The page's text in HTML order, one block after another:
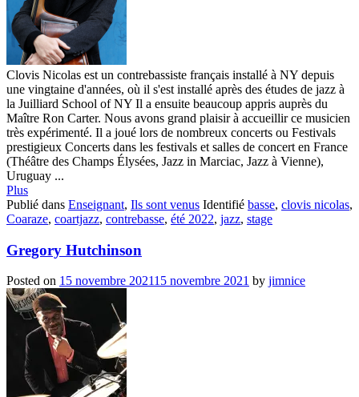
Clovis Nicolas est un contrebassiste français installé à NY depuis
une vingtaine d'années, où il s'est installé après des études de jazz à
la Juilliard School of NY Il a ensuite beaucoup appris auprès du
Maître Ron Carter. Nous avons grand plaisir à accueillir ce musicien
très expérimenté. Il a joué lors de nombreux concerts ou Festivals
prestigieux Concerts dans les festivals et salles de concert en France
(Théâtre des Champs Élysées, Jazz in Marciac, Jazz à Vienne),
Uruguay ...
Plus
Publié dans Enseignant, Ils sont venus Identifié basse, clovis nicolas,
Coaraze, coartjazz, contrebasse, été 2022, jazz, stage
Gregory Hutchinson
Posted on 15 novembre 202115 novembre 2021 by jimnice